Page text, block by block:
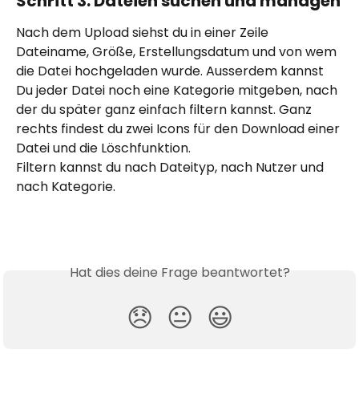
Nach dem Upload siehst du in einer Zeile
Dateiname, Größe, Erstellungsdatum und von wem
die Datei hochgeladen wurde. Ausserdem kannst
Du jeder Datei noch eine Kategorie mitgeben, nach
der du später ganz einfach filtern kannst. Ganz
rechts findest du zwei Icons für den Download einer
Datei und die Löschfunktion.
Filtern kannst du nach Dateityp, nach Nutzer und
nach Kategorie.
Hat dies deine Frage beantwortet?
😞 😐 😃